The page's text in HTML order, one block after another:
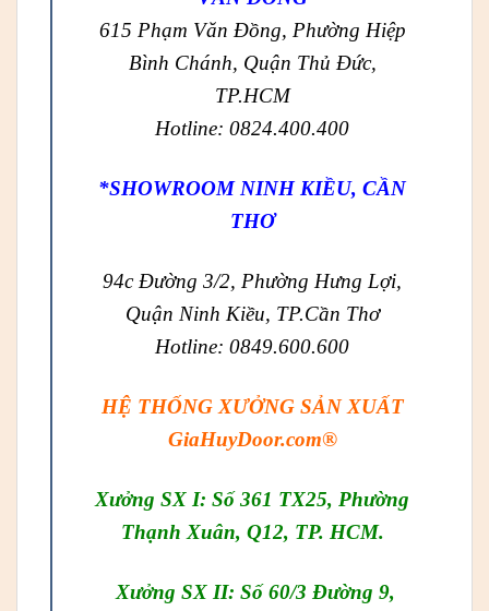
615 Phạm Văn Đồng, Phường Hiệp
Bình Chánh, Quận Thủ Đức,
TP.HCM
Hotline: 0824.400.400
*SHOWROOM NINH KIỀU, CẦN
THƠ
94c Đường 3/2, Phường Hưng Lợi,
Quận Ninh Kiều, TP.Cần Thơ
Hotline: 0849.600.600
HỆ THỐNG XƯỞNG SẢN XUẤT
GiaHuyDoor.com®
Xưởng SX I: Số 361 TX25, Phường
Thạnh Xuân, Q12, TP. HCM.
Xưởng SX II: Số 60/3 Đường 9,